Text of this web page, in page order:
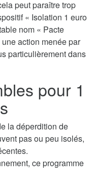
peut paraître trop
« Isolation 1 euro
nom « Pacte
action menée par
particulièrement dans
pour 1
la déperdition de
pas ou peu isolés,
ce programme